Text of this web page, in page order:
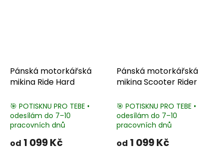
Pánská motorkářská
mikina Ride Hard
🎯 POTISKNU PRO TEBE •
odesílám do 7–10
pracovních dnů
od 1 099 Kč
Pánská motorkářská
mikina Scooter Rider
🎯 POTISKNU PRO TEBE •
odesílám do 7–10
pracovních dnů
od 1 099 Kč